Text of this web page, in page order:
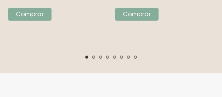
Comprar